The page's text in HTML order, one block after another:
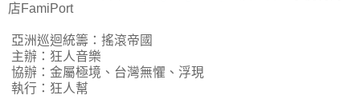
店FamiPort
亞洲巡迴統籌：搖滾帝國
主辦：狂人音樂
協辦：金屬極境、台灣無懼、浮現
執行：狂人幫